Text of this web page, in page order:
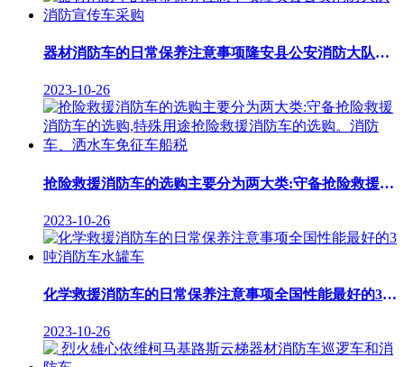
器材消防车的日常保养注意事项隆安县公安消防大队消防宣传车采购
2023-10-26
抢险救援消防车的选购主要分为两大类:守备抢险救援消防车的选购,特殊用途抢险救援消防车的选购。消防车、洒水车免征车船税
2023-10-26
化学救援消防车的日常保养注意事项全国性能最好的3吨消防车水罐车
2023-10-26